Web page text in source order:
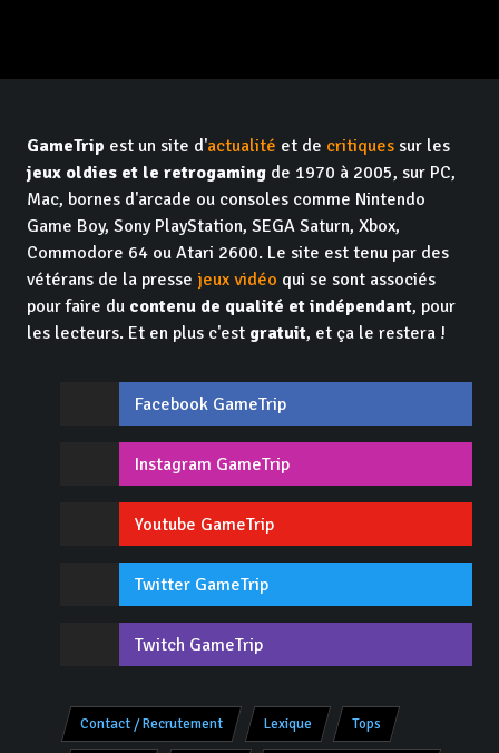
GameTrip est un site d'actualité et de critiques sur les
jeux oldies et le retrogaming de 1970 à 2005, sur PC,
Mac, bornes d'arcade ou consoles comme Nintendo
Game Boy, Sony PlayStation, SEGA Saturn, Xbox,
Commodore 64 ou Atari 2600. Le site est tenu par des
vétérans de la presse jeux vidéo qui se sont associés
pour faire du contenu de qualité et indépendant, pour
les lecteurs. Et en plus c'est gratuit, et ça le restera !
Facebook GameTrip
Instagram GameTrip
Youtube GameTrip
Twitter GameTrip
Twitch GameTrip
Contact / Recrutement Lexique Tops